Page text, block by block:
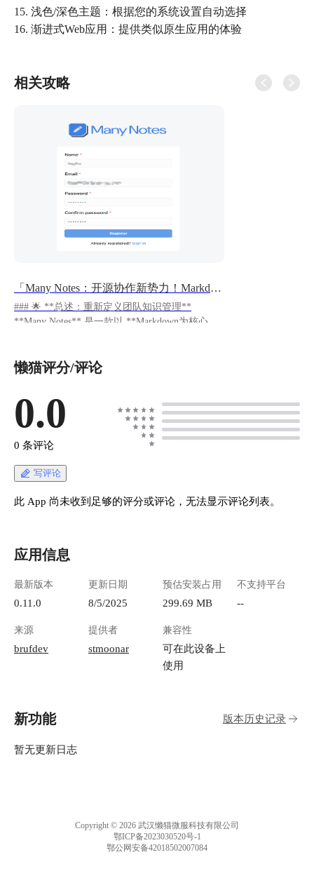
15. 浅色/深色主题：根据您的系统设置自动选择
相关攻略
「Many Notes：开源协作新势力！Markdown笔记库的极简主义革命」
### 🌟 **总述：重新定义团队知识管理**
**Many Notes** 是一款以 **Markdown为核心、
https://appstore.lazycat.cloud/#/shop/detail/lazycat.st
1.**多用户分层管理** - 支持无限用户独立账
号，每个用户可创建 **多个笔记库**（如“项目
文档”“个人灵感”），实现数据隔离与权限分层。
岛。 2.**Markdown极致体验** - 原生支持
Markdown语法与实时预览，兼容表格、代码块、
数学公式等高级排版。 - **树形视图浏览器** 自
----------------|----------------------------------|--------
缩包一键导入笔记库 | 无缝迁移旧有文档（如
GitHub项目） | | 全库搜索 | 基于关键词的毫秒级
式前端框架（兼容手机/PC） | 移动场景高效记录
| #### 三、**产品体验** 1.首次进入需要进行注
册，注册页面如下 ![C Many Notes.png]
Notes.png") 2.进入到主界面后，点击+新增文档
playground-1301583638.cos.ap-
1301583638.cos.ap-
chengdu.myqcloud.com/guidelines/710/3d0b5aa3-
fe19-434a-80da-682bbaaa4a5c.png "image.png") 4.
懒猫评分/评论
0.0
0 条评论
写评论
此 App 尚未收到足够的评分或评论，无法显示评论列表。
应用信息
最新版本
0.11.0
更新日期
8/5/2025
预估安装占用
299.69 MB
不支持平台
--
来源
brufdev
提供者
stmoonar
兼容性
可在此设备上
使用
新功能 版本历史记录
暂无更新日志
Copyright © 2026 武汉懒猫微服科技有限公司
鄂ICP备2023030520号-1
鄂公网安备42018502007084